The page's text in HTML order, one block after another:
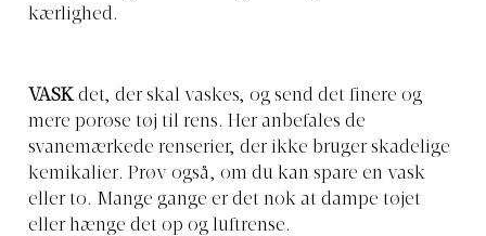
kærlighed.
VASKdet, der skal vaskes, og send det finere og
mere porøse tøj til rens. Her anbefales de
svanemærkede renserier, der ikke bruger skadelige
kemikalier. Prøv også, om du kan spare en vask
eller to. Mange gange er det nok at dampe tøjet
eller hænge det op og luftrense.